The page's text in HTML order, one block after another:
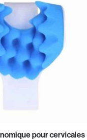
pour cervicales